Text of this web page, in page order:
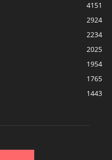
4151
2924
2234
2025
1954
1765
1443